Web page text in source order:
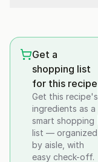
Get a
shopping list
for this recipe
Get this recipe's
ingredients as a
smart shopping
list — organized
by aisle, with
easy check-off.